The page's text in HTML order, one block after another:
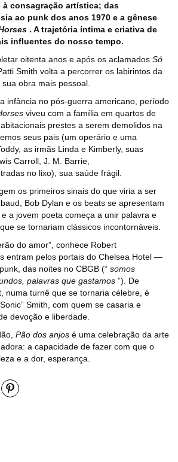
à consagração artística; das
ao punk dos anos 1970 e a gênese
. A trajetória íntima e criativa de
influentes do nosso tempo.
oitenta anos e após os aclamados Só
Smith volta a percorrer os labirintos da
obra mais pessoal.
infância no pós-guerra americano, período
viveu com a família em quartos de
prestes a serem demolidos na
seus pais (um operário e uma
as irmãs Linda e Kimberly, suas
Carroll, J. M. Barrie,
no lixo), sua saúde frágil.
os primeiros sinais do que viria a ser
Bob Dylan e os beats se apresentam
a jovem poeta começa a unir palavra e
se tornariam clássicos incontornáveis.
do amor”, conhece Robert
entram pelos portais do Chelsea Hotel ―
das noites no CBGB (“ somos
palavras que gastamos ”). De
numa turnê que se tornaria célebre, é
Smith, com quem se casaria e
devoção e liberdade.
Pão dos anjos é uma celebração da arte
a capacidade de fazer com que o
e a dor, esperança.